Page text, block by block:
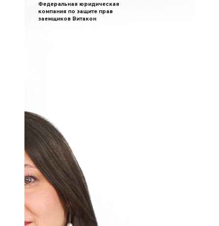
Федеральная юридическая
компания по защите прав
заемщиков Витакон